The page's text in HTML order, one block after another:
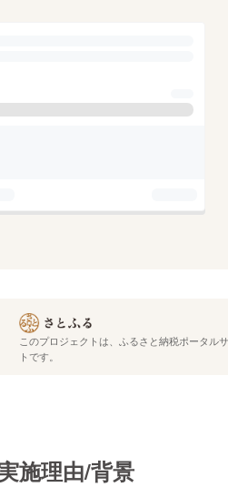
このプロジェクトは、ふるさと納税ポータル
トです。
施理由/背景